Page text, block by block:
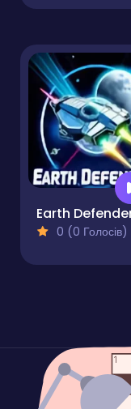
Earth
0 (0 Голосів)